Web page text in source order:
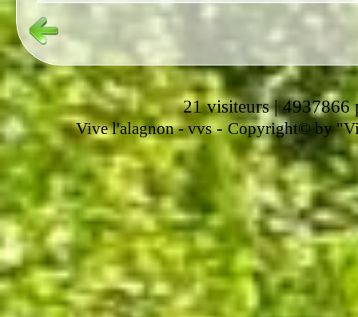
21 visiteurs | 4937866
Vive l'alagnon -vvs-Copyright© by